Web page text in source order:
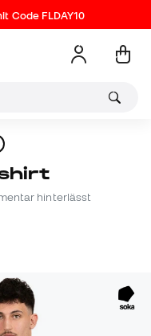
Code FLDAY10
hinterlässt